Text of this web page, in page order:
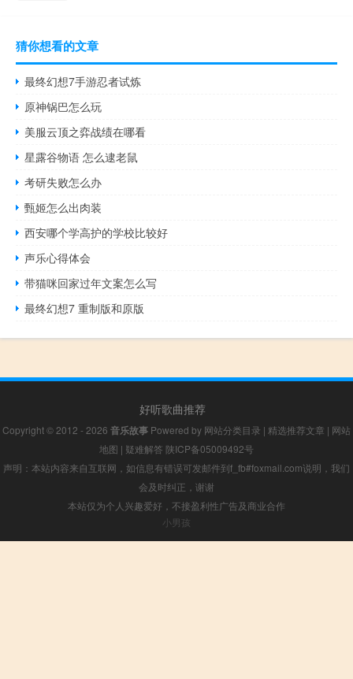
猜你想看的文章
最终幻想7手游忍者试炼
原神锅巴怎么玩
美服云顶之弈战绩在哪看
星露谷物语 怎么逮老鼠
考研失败怎么办
甄姬怎么出肉装
西安哪个学高护的学校比较好
声乐心得体会
带猫咪回家过年文案怎么写
最终幻想7 重制版和原版
好听歌曲推荐
Copyright © 2012 - 2026 音乐故事 Powered by 网站分类目录 | 精选推荐文章 | 网站
地图 | 疑难解答 陕ICP备05009492号
声明：本站内容来自互联网，如信息有错误可发邮件到f_fb#foxmail.com说明，我们
会及时纠正，谢谢
本站仅为个人兴趣爱好，不接盈利性广告及商业合作
小男孩